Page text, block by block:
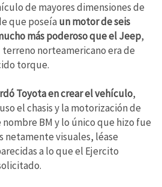
de mayores dimensiones de
que poseía un motor de seis
más poderoso que el Jeep,
norteamericano era de
torque.
Toyota en crear el vehículo,
el chasis y la motorización de
nombre BM y lo único que hizo fue
netamente visuales, léase
a lo que el Ejercito